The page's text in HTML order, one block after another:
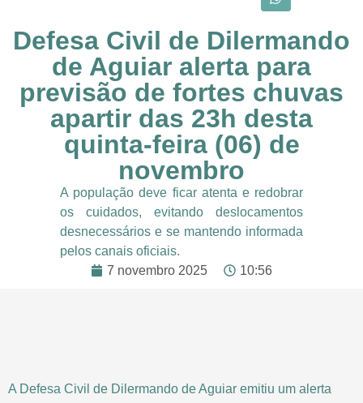
Defesa Civil de Dilermando
de Aguiar alerta para
previsão de fortes chuvas
apartir das 23h desta
quinta-feira (06) de
novembro
A população deve ficar atenta e redobrar
os cuidados, evitando deslocamentos
desnecessários e se mantendo informada
pelos canais oficiais.
7 novembro 2025
10:56
A Defesa Civil de Dilermando de Aguiar emitiu um alerta